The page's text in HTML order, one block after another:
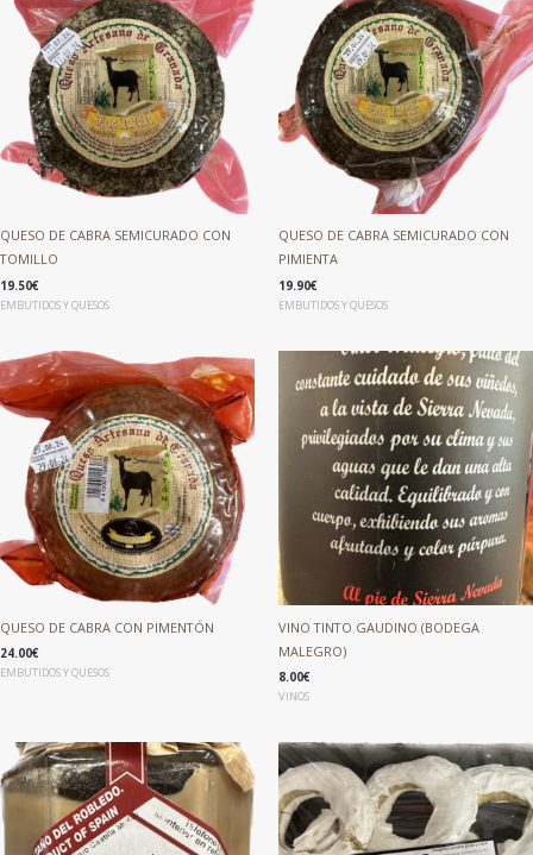
QUESO DE CABRA SEMICURADO CON
TOMILLO
19.50€
EMBUTIDOS Y QUESOS
QUESO DE CABRA SEMICURADO CON
PIMIENTA
19.90€
EMBUTIDOS Y QUESOS
QUESO DE CABRA CON PIMENTÓN
24.00€
EMBUTIDOS Y QUESOS
VINO TINTO GAUDINO (BODEGA
MALEGRO)
8.00€
VINOS